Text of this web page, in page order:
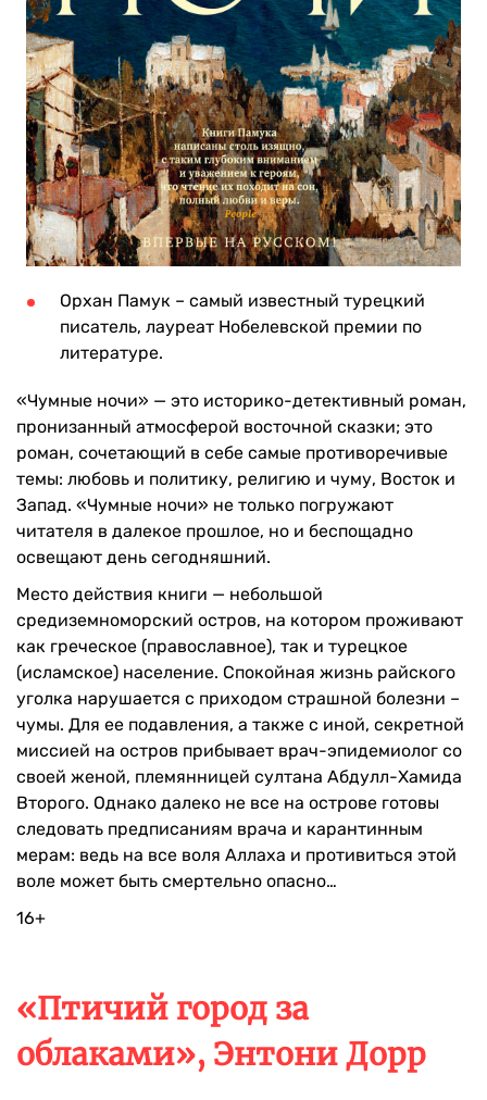
Орхан Памук – самый известный турецкий
писатель, лауреат Нобелевской премии по
литературе.
«Чумные ночи» — это историко-детективный роман,
пронизанный атмосферой восточной сказки; это
роман, сочетающий в себе самые противоречивые
темы: любовь и политику, религию и чуму, Восток и
Запад. «Чумные ночи» не только погружают
читателя в далекое прошлое, но и беспощадно
освещают день сегодняшний.
Место действия книги — небольшой
средиземноморский остров, на котором проживают
как греческое (православное), так и турецкое
(исламское) население. Спокойная жизнь райского
уголка нарушается с приходом страшной болезни –
чумы. Для ее подавления, а также с иной, секретной
миссией на остров прибывает врач-эпидемиолог со
своей женой, племянницей султана Абдулл-Хамида
Второго. Однако далеко не все на острове готовы
следовать предписаниям врача и карантинным
мерам: ведь на все воля Аллаха и противиться этой
воле может быть смертельно опасно…
16+
«Птичий город за
облаками», Энтони Дорр